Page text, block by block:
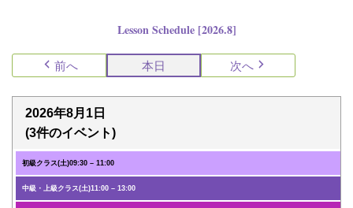
Lesson Schedule [2026.8]
前へ 本日 次へ
2026年8月1日
(3件のイベント)
初級クラス(土)09:30 – 11:00
中級・上級クラス(土)11:00 – 13:00